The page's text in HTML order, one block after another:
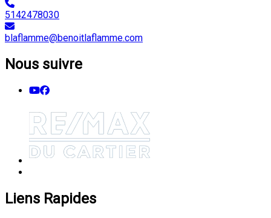
5142478030
blaflamme@benoitlaflamme.com
Nous suivre
Liens Rapides